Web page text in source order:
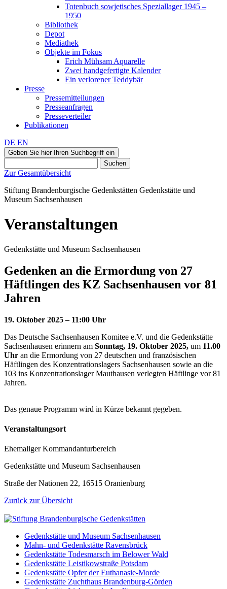
Totenbuch sowjetisches Speziallager 1945 –
1950
Bibliothek
Depot
Mediathek
Objekte im Fokus
Erich Mühsam Aquarelle
Zwei handgefertigte Kalender
Ein verlorener Teddybär
Presse
Pressemitteilungen
Presseanfragen
Presseverteiler
Publikationen
DE EN
Geben Sie hier Ihren Suchbegriff ein
Suchen
Zur Gesamtübersicht
Stiftung Brandenburgische Gedenkstätten Gedenkstätte und
Museum Sachsenhausen
Veranstaltungen
Gedenkstätte und Museum Sachsenhausen
Gedenken an die Ermordung von 27
Häftlingen des KZ Sachsenhausen vor 81
Jahren
19. Oktober 2025 – 11:00 Uhr
Das Deutsche Sachsenhausen Komitee e.V. und die Gedenkstätte
Sachsenhausen erinnern am Sonntag, 19. Oktober 2025, um 11.00
Uhr an die Ermordung von 27 deutschen und französischen
Häftlingen des Konzentrationslagers Sachsenhausen sowie an die
103 ins Konzentrationslager Mauthausen verlegten Häftlinge vor 81
Jahren.
Das genaue Programm wird in Kürze bekannt gegeben.
Veranstaltungsort
Ehemaliger Kommandanturbereich
Gedenkstätte und Museum Sachsenhausen
Straße der Nationen 22, 16515 Oranienburg
Zurück zur Übersicht
Gedenkstätte und Museum Sachsenhausen
Mahn- und Gedenkstätte Ravensbrück
Gedenkstätte Todesmarsch im Belower Wald
Gedenkstätte Leistikowstraße Potsdam
Gedenkstätte Opfer der Euthanasie-Morde
Gedenkstätte Zuchthaus Brandenburg-Görden